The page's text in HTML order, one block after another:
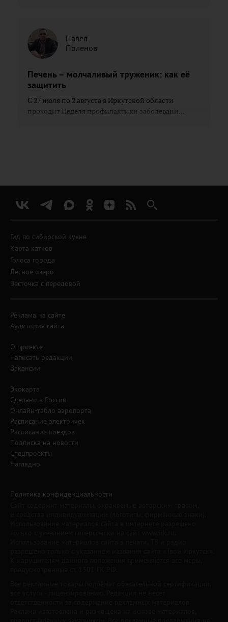
Павел
Поленов
Печень – молчаливый труженик: как её
защитить
С 27 июля по 2 августа в Иркутской области
проходит Неделя профилактики заболевани...
Гид по сибирской кухне
Карта катков
Голоса города
Лесное озеро
Весточка с передовой
Реклама на сайте
Аудитория сайта
О проекте
Написать редакции
Вакансии
Экокарта
Сделано в России
Онлайн-табло аэропорта
Расписание электричек
Расписание поездов
Подписка на новости
Спецпроекты
Наглядно
Политика конфиденциальности